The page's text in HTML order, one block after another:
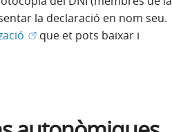
la declaració en nom seu.
(Obre en finestra nova)
que et pots baixar i